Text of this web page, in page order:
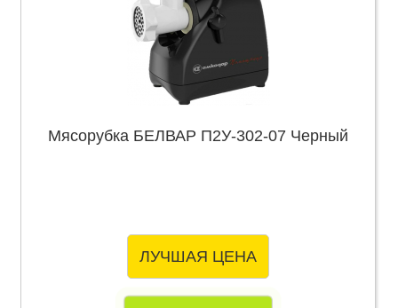
Мясорубка БЕЛВАР П2У-302-07 Черный
ЛУЧШАЯ ЦЕНА